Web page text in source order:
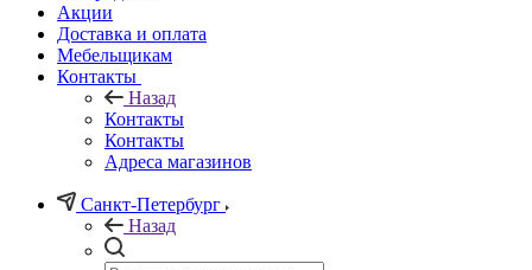
Акции
Доставка и оплата
Мебельщикам
Контакты
Назад
Контакты
Контакты
Адреса магазинов
Санкт-Петербург
Назад